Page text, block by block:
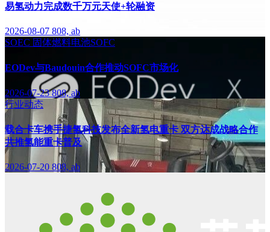
易氢动力完成数千万元天使+轮融资
2026-08-07 808, ab
SOEC 固体燃料电池SOFC
EODev与Baudouin合作推动SOFC市场化
2026-07-23808, ab
行业动态
载合卡车携手捷氢科技发布全新氢电重卡 双方达成战略合作
共推氢能重卡普及
2026-07-20 808, ab